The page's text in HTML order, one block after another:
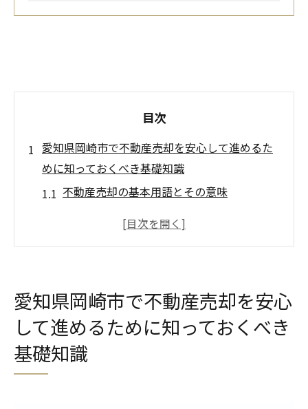
目次
愛知県岡崎市で不動産売却を安心して進めるた
めに知っておくべき基礎知識
不動産売却の基本用語とその意味
岡崎市の不動産市場の特徴を理解する
岡崎市での不動産取引における法律知識
不動産売却を成功へ導く岡崎市の市場動向と効
果的な戦略
愛知県岡崎市で不動産売却を安心
して進めるために知っておくべき
基礎知識